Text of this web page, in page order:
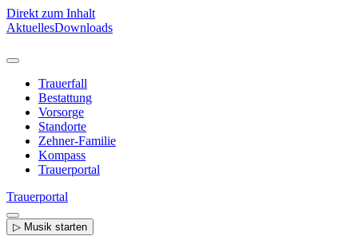
Direkt zum Inhalt
AktuellesDownloads
Trauerfall
Bestattung
Vorsorge
Standorte
Zehner-Familie
Kompass
Trauerportal
Trauerportal
▷ Musik starten